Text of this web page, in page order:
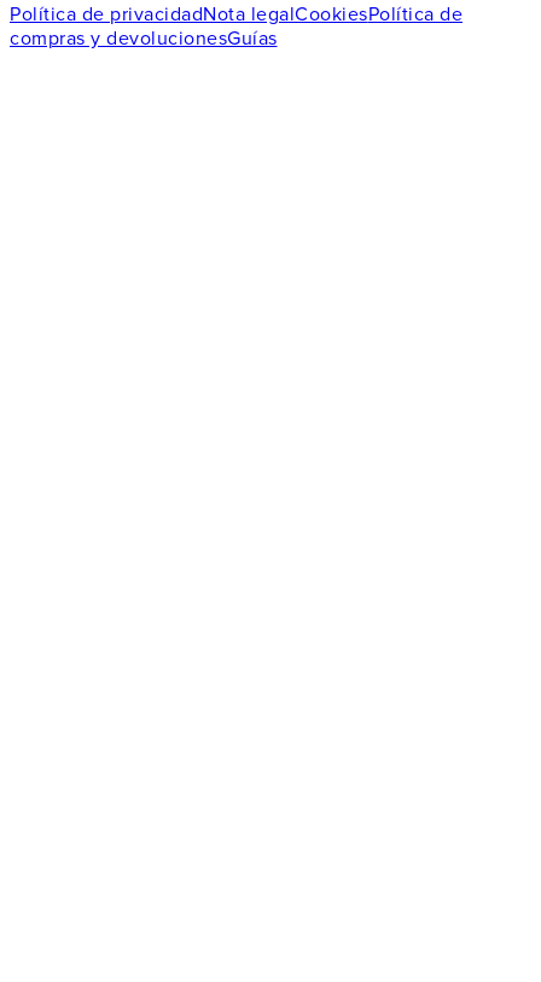
Política de privacidadNota legalCookiesPolítica de
compras y devolucionesGuías